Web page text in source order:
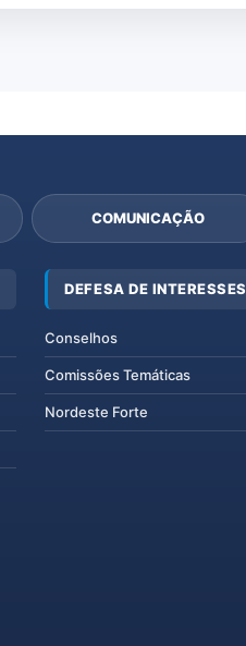
COMUNICAÇÃO
DEFESA DE INTERESSES
Conselhos
Comissões Temáticas
Nordeste Forte